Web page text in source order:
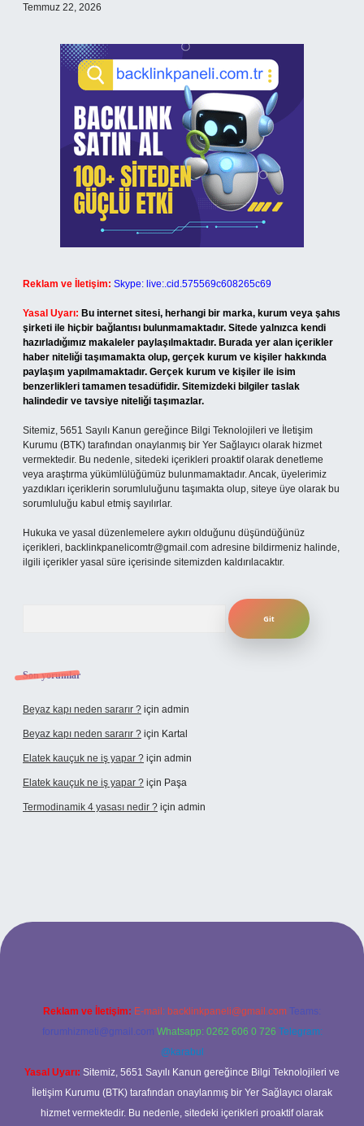
Temmuz 22, 2026
Reklam ve İletişim: Skype: live:.cid.575569c608265c69
Yasal Uyarı: Bu internet sitesi, herhangi bir marka, kurum veya şahıs
şirketi ile hiçbir bağlantısı bulunmamaktadır. Sitede yalnızca kendi
hazırladığımız makaleler paylaşılmaktadır. Burada yer alan içerikler
haber niteliği taşımamakta olup, gerçek kurum ve kişiler hakkında
paylaşım yapılmamaktadır. Gerçek kurum ve kişiler ile isim
benzerlikleri tamamen tesadüfidir. Sitemizdeki bilgiler taslak
halindedir ve tavsiye niteliği taşımazlar.
Sitemiz, 5651 Sayılı Kanun gereğince Bilgi Teknolojileri ve İletişim
Kurumu (BTK) tarafından onaylanmış bir Yer Sağlayıcı olarak hizmet
vermektedir. Bu nedenle, sitedeki içerikleri proaktif olarak denetleme
veya araştırma yükümlülüğümüz bulunmamaktadır. Ancak, üyelerimiz
yazdıkları içeriklerin sorumluluğunu taşımakta olup, siteye üye olarak bu
sorumluluğu kabul etmiş sayılırlar.
Hukuka ve yasal düzenlemelere aykırı olduğunu düşündüğünüz
içerikleri, backlinkpanelicomtr@gmail.com adresine bildirmeniz halinde,
ilgili içerikler yasal süre içerisinde sitemizden kaldırılacaktır.
Son yorumlar
Beyaz kapı neden sararır ? için admin
Beyaz kapı neden sararır ? için Kartal
Elatek kauçuk ne iş yapar ? için admin
Elatek kauçuk ne iş yapar ? için Paşa
Termodinamik 4 yasası nedir ? için admin
mi
Reklam ve İletişim: E-mail: backlinkpaneli@gmail.com Teams:
forumhizmeti@gmail.com Whatsapp: 0262 606 0 726 Telegram:
@karabul
Yasal Uyarı: Sitemiz, 5651 Sayılı Kanun gereğince Bilgi Teknolojileri ve
İletişim Kurumu (BTK) tarafından onaylanmış bir Yer Sağlayıcı olarak
hizmet vermektedir. Bu nedenle, sitedeki içerikleri proaktif olarak